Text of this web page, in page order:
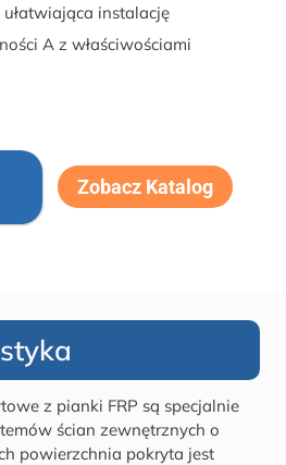
instalację
A z właściwościami
Zobacz Katalog
z pianki FRP są specjalnie
ścian zewnętrznych o
powierzchnia pokryta jest